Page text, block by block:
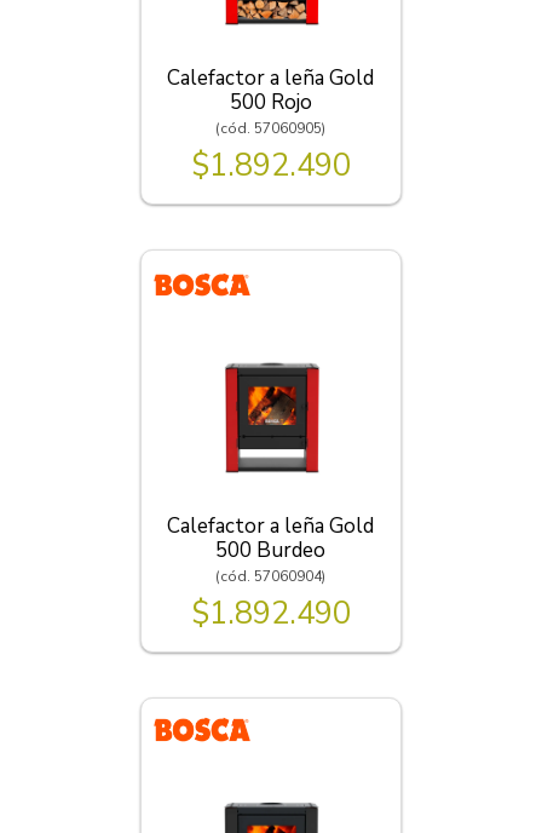
Calefactor a leña Gold
500 Rojo
(cód. 57060905)
$1.892.490
Calefactor a leña Gold
500 Burdeo
(cód. 57060904)
$1.892.490